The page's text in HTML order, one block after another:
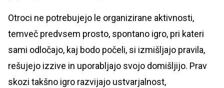
Otroci ne potrebujejo le organizirane aktivnosti,
temveč predvsem prosto, spontano igro, pri kateri
sami odločajo, kaj bodo počeli, si izmišljajo pravila,
rešujejo izzive in uporabljajo svojo domišljijo. Prav
skozi takšno igro razvijajo ustvarjalnost,